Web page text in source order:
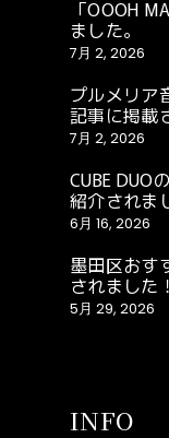
「OOOH
ました。
7月 2, 2026
プルメリア
記事に掲載
7月 2, 2026
CUBE DUO
紹介されま
6月 16, 2026
墨田区おす
されました！
5月 29, 2026
INFO